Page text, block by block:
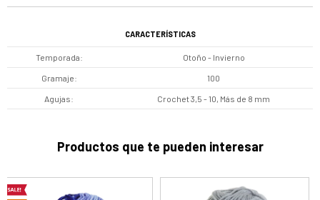
CARACTERÍSTICAS
Temporada Otoño - Invierno
Gramaje 100
Agujas Crochet 3,5 - 10, Más de 8 mm
Productos que te pueden interesar